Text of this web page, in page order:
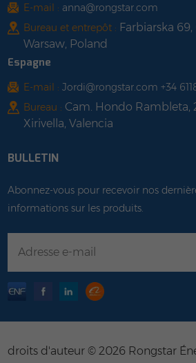
E-mail : anna@rongstar.com
Bureau et entrepôt : Farbiarska
Warsaw, Poland
Espagne
E-mail : Jordi@rongstar.com +34
Bureau : Cam. Hondo Rambleta,
Xirivella, Valencia
BULLETIN
Abonnez-vous pour recevoir nos
informations sur les produits.
droits d'auteur © 2026 Rongstar